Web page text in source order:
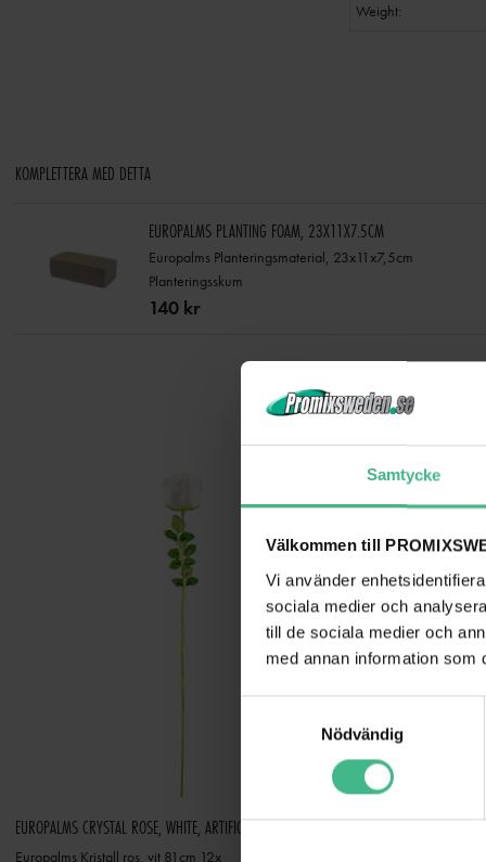
Samtycke
Välkommen till
Vi använder
sociala medier och
till de sociala medier och
med annan information som
c
Nödvändig
Weight:
KOMPLETTERA MED DETTA
EUROPALMS PLANTING FOAM, 23X11X7.5CM
Europalms Planteringsmaterial, 23x11x7,5cm
Planteringsskum
140 kr
EUROPALMS CRYSTAL ROSE, WHITE, ARTIFICIAL FLOWER, 81CM 12X
Europalms Kristall ros, vit 81cm 12x